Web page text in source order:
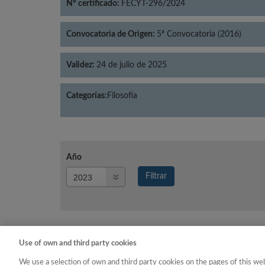
Nº certificado: FECYT-296/2024
Convocatoria de Origen: 5ª Convocatoria (2016)
Validez: 24 de julio de 2025
Categorías: Filosofía
Año
Filtrar
Año
Use of own and third party cookies
We use a selection of own and third party cookies on the pages of this